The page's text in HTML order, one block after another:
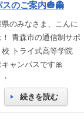
のご案内🎃👻
県のみなさま、こんに
！ 青森市の通信制サポ
校 トライ式高等学院
ャンパスです🎀
続きを読む